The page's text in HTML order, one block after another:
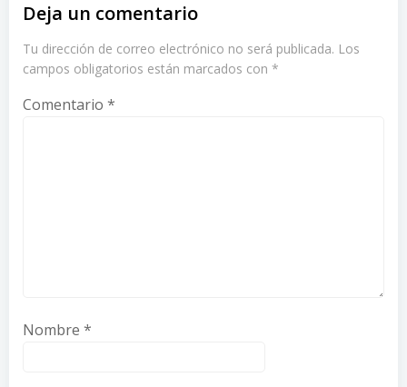
Deja un comentario
Tu dirección de correo electrónico no será publicada. Los
campos obligatorios están marcados con *
Comentario *
Nombre *